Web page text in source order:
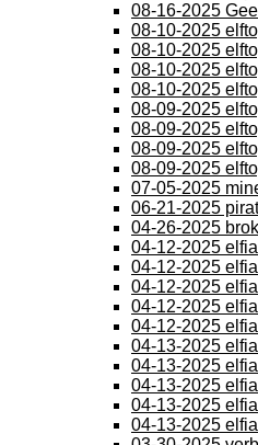
08-16-2025
08-10-2025
08-10-2025
08-10-2025
08-10-2025
08-09-2025
08-09-2025
08-09-2025
08-09-2025
07-05-2025
06-21-2025
04-26-2025
04-12-2025
04-12-2025
04-12-2025
04-12-2025
04-12-2025
04-13-2025
04-13-2025
04-13-2025
04-13-2025
04-13-2025